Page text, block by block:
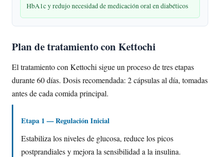
HbA1c y redujo necesidad de medicación oral en diabéticos
Plan de tratamiento con Kettochi
El tratamiento con Kettochi sigue un proceso de tres etapas
durante 60 días. Dosis recomendada: 2 cápsulas al día, tomadas
antes de cada comida principal.
Etapa 1 — Regulación Inicial
Estabiliza los niveles de glucosa, reduce los picos
postprandiales y mejora la sensibilidad a la insulina.